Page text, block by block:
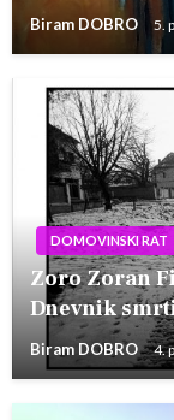
Biram DOBRO 5.
DOMOVINSKI RAT
Zoro Zoran
Dnevnik
Biram DOBRO 4.